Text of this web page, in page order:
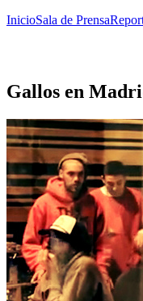
InicioSala de Prensa
Gallos en